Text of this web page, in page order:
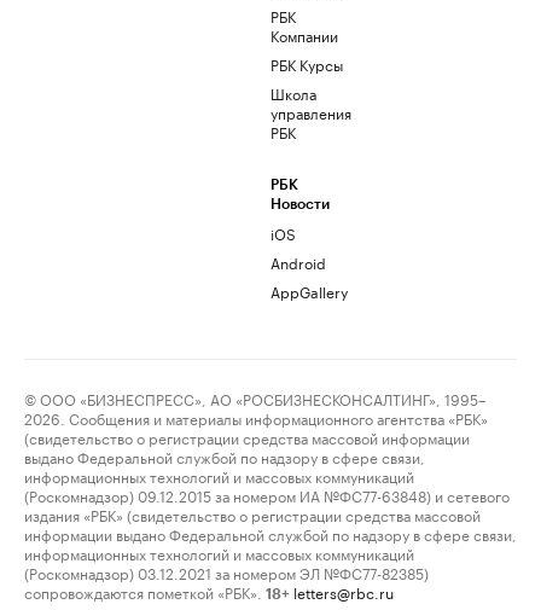
РБК
Компании
РБК Курсы
Школа
управления
РБК
РБК
Новости
iOS
Android
AppGallery
© ООО «БИЗНЕСПРЕСС», АО «РОСБИЗНЕСКОНСАЛТИНГ», 1995–
2026. Сообщения и материалы информационного агентства «РБК»
(свидетельство о регистрации средства массовой информации
выдано Федеральной службой по надзору в сфере связи,
информационных технологий и массовых коммуникаций
(Роскомнадзор) 09.12.2015 за номером ИА №ФС77-63848) и сетевого
издания «РБК» (свидетельство о регистрации средства массовой
информации выдано Федеральной службой по надзору в сфере связи,
информационных технологий и массовых коммуникаций
(Роскомнадзор) 03.12.2021 за номером ЭЛ №ФС77-82385)
сопровождаются пометкой «РБК».
18+ letters@rbc.ru